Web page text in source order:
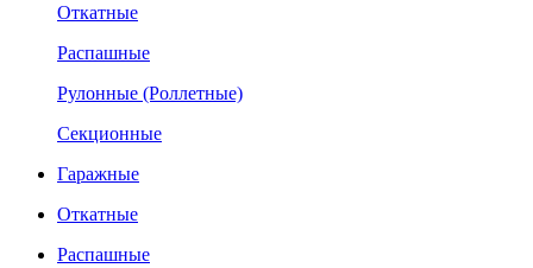
Откатные
Распашные
Рулонные (Роллетные)
Секционные
Гаражные
Откатные
Распашные